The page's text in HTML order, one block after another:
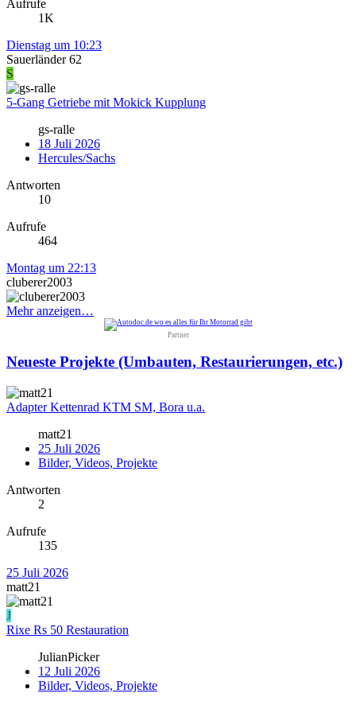
Aufrufe
1K
Dienstag um 10:23
Sauerländer 62
S
5-Gang Getriebe mit Mokick Kupplung
gs-ralle
18 Juli 2026
Hercules/Sachs
Antworten
10
Aufrufe
464
Montag um 22:13
cluberer2003
Mehr anzeigen…
Partner
Neueste Projekte (Umbauten, Restaurierungen, etc.)
Adapter Kettenrad KTM SM, Bora u.a.
matt21
25 Juli 2026
Bilder, Videos, Projekte
Antworten
2
Aufrufe
135
25 Juli 2026
matt21
J
Rixe Rs 50 Restauration
JulianPicker
12 Juli 2026
Bilder, Videos, Projekte